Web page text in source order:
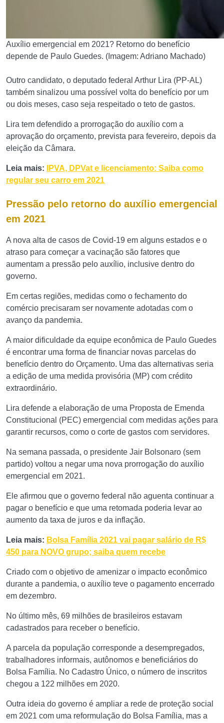
Auxílio emergencial em 2021? Retorno do benefício
depende de Paulo Guedes. (Imagem: Adriano Machado)
Outro candidato, o deputado federal Arthur Lira (PP-AL)
também sinalizou uma possível volta do benefício por um
ou dois meses, caso seja respeitado o teto de gastos.
Lira tem defendido a prorrogação do auxílio com a
aprovação do orçamento, prevista para fevereiro, depois da
eleição da Câmara.
Leia mais:
IPVA, DPVat e licenciamento: Saiba como
regular seu carro em 2021
Pressão pelo retorno do auxílio emergencial
em 2021
A nova alta de casos de Covid-19 em alguns estados e o
atraso para começar a vacinação são fatores que
aumentam a pressão pelo auxílio, inclusive dentro do
governo.
Em certas regiões, medidas como o fechamento do
comércio precisaram ser novamente adotadas com o
avanço da pandemia.
A maior dificuldade da equipe econômica de Paulo Guedes
é encontrar uma forma de financiar novas parcelas do
benefício dentro do Orçamento. Uma das alternativas seria
a edição de uma medida provisória (MP) com crédito
extraordinário.
Lira defende a elaboração de uma Proposta de Emenda
Constitucional (PEC) emergencial com medidas ações para
garantir recursos, como o corte de gastos com servidores.
Na semana passada, o presidente Jair Bolsonaro (sem
partido) voltou a negar uma nova prorrogação do auxílio
emergencial em 2021.
Ele afirmou que o governo federal não aguenta continuar a
pagar o benefício e que uma retomada poderia levar ao
aumento da taxa de juros e da inflação.
Leia mais: Bolsa Família 2021 vai pagar salário de R$
450 para NOVO grupo; saiba quem recebe
Criado com o objetivo de amenizar o impacto econômico
durante a pandemia, o auxílio teve o pagamento encerrado
em dezembro.
No último mês, 69 milhões de brasileiros estavam
cadastrados para receber o benefício.
A parcela da população corresponde a desempregados,
trabalhadores informais, autônomos e beneficiários do
Bolsa Família. No Cadastro Único, o número de inscritos
chegou a 122 milhões em 2020.
Outra ideia do governo é ampliar a rede de proteção social
em 2021 com uma reformulação do Bolsa Família, mas a